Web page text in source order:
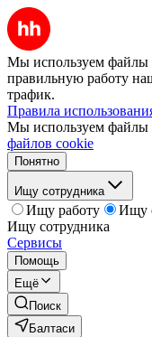
Мы используем файлы
правильную работу
трафик.
Правила
Мы используем файлы
файлов cookie
Понятно
Ищу сотрудника
Ищу работу
Ищу
Ищу сотрудника
Сервисы
Помощь
Ещё
Поиск
Балтаси